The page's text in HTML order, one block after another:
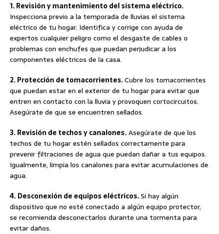
1. Revisión y mantenimiento del sistema eléctrico.
Inspecciona previo a la temporada de lluvias el sistema
eléctrico de tu hogar. Identifica y corrige con ayuda de
expertos cualquier peligro como el desgaste de cables o
problemas con enchufes que puedan perjudicar a los
componentes eléctricos de la casa.
2. Protección de tomacorrientes.Cubre los tomacorrientes
que puedan estar en el exterior de tu hogar para evitar que
entren en contacto con la lluvia y provoquen cortocircuitos.
Asegúrate de que se encuentren sellados.
3. Revisión de techos y canalones.Asegúrate de que los
techos de tu hogar estén sellados correctamente para
prevenir filtraciones de agua que puedan dañar a tus equipos.
Igualmente, limpia los canalones para evitar acumulaciones de
agua.
4. Desconexión de equipos eléctricos.Si hay algún
dispositivo que no esté conectado a algún equipo protector,
se recomienda desconectarlos durante una tormenta para
evitar daños.